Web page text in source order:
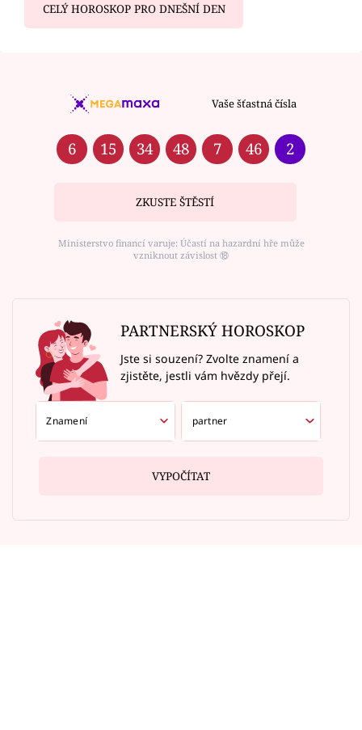
CELÝ HOROSKOP PRO DNEŠNÍ DEN
Vaše šťastná čísla
6 15 34 48 7 46 2
ZKUSTE ŠTĚSTÍ
Ministerstvo financí varuje: Účastí na hazardní hře může
vzniknout závislost ⑱
PARTNERSKÝ HOROSKOP
Jste si souzení? Zvolte znamení a
zjistěte, jestli vám hvězdy přejí.
VYPOČÍTAT